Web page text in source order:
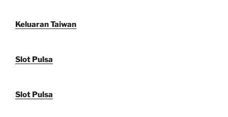
Keluaran Taiwan
Slot Pulsa
Slot Pulsa